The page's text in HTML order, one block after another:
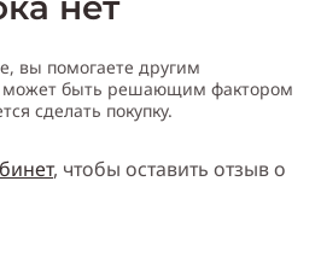
вы помогаете другим
может быть решающим фактором
сделать покупку.
, чтобы оставить отзыв о